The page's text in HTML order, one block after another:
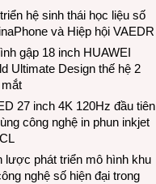
hệ sinh thái học liệu số
và Hiệp hội VAEDR
gập 18 inch HUAWEI
Ultimate Design thế hệ 2
27 inch 4K 120Hz đầu tiên
công nghệ in phun inkjet
lược phát triển mô hình khu
nghệ số hiện đại trong